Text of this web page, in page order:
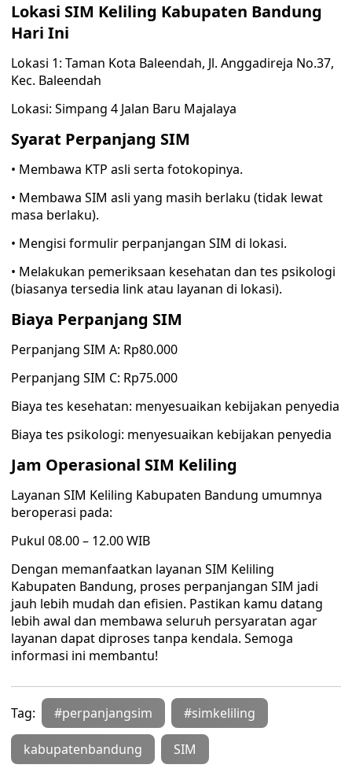
Lokasi SIM Keliling Kabupaten Bandung
Hari Ini
Lokasi 1: Taman Kota Baleendah, Jl. Anggadireja No.37,
Kec. Baleendah
Lokasi: Simpang 4 Jalan Baru Majalaya
Syarat Perpanjang SIM
• Membawa KTP asli serta fotokopinya.
• Membawa SIM asli yang masih berlaku (tidak lewat
masa berlaku).
• Mengisi formulir perpanjangan SIM di lokasi.
• Melakukan pemeriksaan kesehatan dan tes psikologi
(biasanya tersedia link atau layanan di lokasi).
Biaya Perpanjang SIM
Perpanjang SIM A: Rp80.000
Perpanjang SIM C: Rp75.000
Biaya tes kesehatan: menyesuaikan kebijakan penyedia
Biaya tes psikologi: menyesuaikan kebijakan penyedia
Jam Operasional SIM Keliling
Layanan SIM Keliling Kabupaten Bandung umumnya
beroperasi pada:
Pukul 08.00 – 12.00 WIB
Dengan memanfaatkan layanan SIM Keliling
Kabupaten Bandung, proses perpanjangan SIM jadi
jauh lebih mudah dan efisien. Pastikan kamu datang
lebih awal dan membawa seluruh persyaratan agar
layanan dapat diproses tanpa kendala. Semoga
informasi ini membantu!
Tag: #perpanjangsim #simkeliling
kabupatenbandung SIM